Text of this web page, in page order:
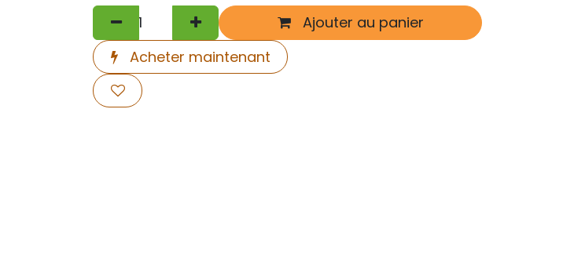
Ajouter au panier
Acheter maintenant